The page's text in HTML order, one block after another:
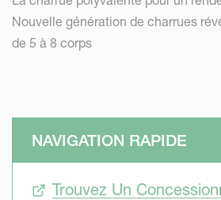
Nouvelle génération de charrues
de 5 à 8 corps
NAVIGATION RAPIDE
Trouvez Un